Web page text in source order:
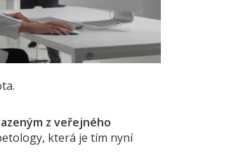
z veřejného
která je tím nyní